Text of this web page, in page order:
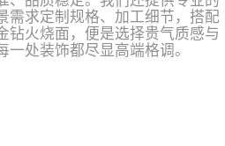
需求定制规格、加工细节，搭配
钻火烧面，便是选择贵气质感与
一处装饰都尽显高端格调。